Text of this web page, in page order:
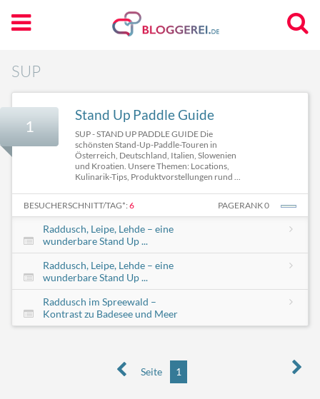
SUP
1
Stand Up Paddle Guide
SUP - STAND UP PADDLE GUIDE Die
schönsten Stand-Up-Paddle-Touren in
Österreich, Deutschland, Italien, Slowenien
und Kroatien. Unsere Themen: Locations,
Kulinarik-Tips, Produktvorstellungen rund ...
BESUCHERSCHNITT/TAG*: 6 PAGERANK 0
Raddusch, Leipe, Lehde – eine
wunderbare Stand Up ...
Raddusch, Leipe, Lehde – eine
wunderbare Stand Up ...
Raddusch im Spreewald –
Kontrast zu Badesee und Meer
Seite 1